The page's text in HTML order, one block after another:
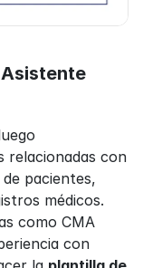
relacionadas con
pacientes,
médicos.
como CMA
con